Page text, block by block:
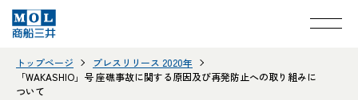
トップページ
プレスリリース 2020年
「WAKASHIO」号 座礁事故に関する原因及び再発防止への取り組みに
ついて